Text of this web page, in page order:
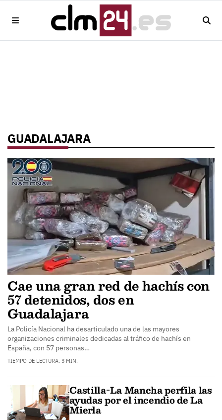
GUADALAJARA
Cae una gran red de hachís con
57 detenidos, dos en
Guadalajara
La Policía Nacional ha desarticulado una de las mayores
organizaciones criminales dedicadas al tráfico de hachís en
España, con 57 personas…
TIEMPO DE LECTURA: 3 MIN.
Castilla-La Mancha perfila las
ayudas por el incendio de La
Mierla